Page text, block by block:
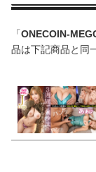
「ONECOIN-
品は下記商品と同